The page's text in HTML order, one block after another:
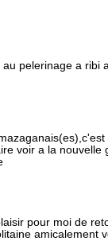
pelerinage a ribi
voir a la nouvelle
pour moi de
amicalement